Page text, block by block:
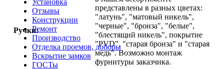
Установка
Отзывы
Конструкции
Ремонт
Производство
Отделка проемов, доборы
Вскрытие замков
ГОСТы
Ручки:
представлены в разных цветах:
"латунь", "матовый никель",
"черные", "бронза", "белые",
"блестящий никель", покрытие
"PVD", "старая бронза" и "старая
медь". Возможно монтаж
фурнитуры заказчика.